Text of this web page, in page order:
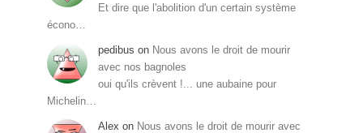
Et dire que l'abolition d'un certain système
écono…
pedibus on Nous avons le droit de mourir
avec nos bagnoles
oui qu'ils crèvent !... une aubaine pour
Michelin…
Alex on Nous avons le droit de mourir avec